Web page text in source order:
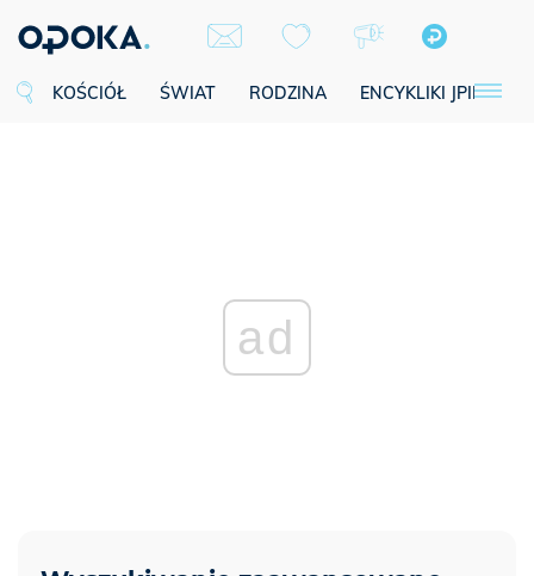
KOŚCIÓŁ ŚWIAT RODZINA ENCYKLIKI JPII
ad